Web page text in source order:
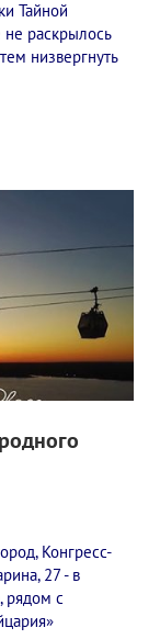
изучения"
КВИЗИ»"
Тайной
раскрылось
низвергнуть
Конгресс-
27 - в
рядом с